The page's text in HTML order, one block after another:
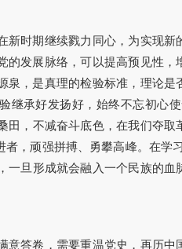
时期继续戮力同心，为实现新
发展脉络，可以提高预见性，
，是真理的检验标准，理论是
继承好发扬好，始终不忘初心
田，不减奋斗底色，在我们夺
，顽强拼搏、勇攀高峰。在学
一旦形成就会融入一个民族的血
答卷，需要重温党史，再历中